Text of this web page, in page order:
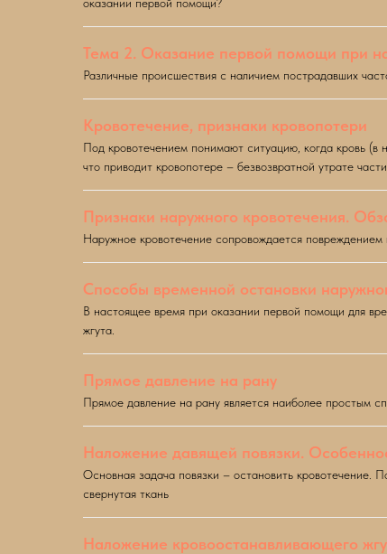
Тема 2. Оказание первой помощи при
Различные происшествия с наличием пострадавших
Кровотечение, признаки кровопотери
Под кровотечением понимают ситуацию, когда кровь (в
что приводит кровопотере – безвозвратной утрате части
Признаки наружного кровотечения.
Наружное кровотечение сопровождается
Способы временной остановки
В настоящее время при оказании первой помощи для
жгута.
Прямое давление на рану
Прямое давление на рану является наиболее простым
Наложение давящей повязки.
Основная задача повязки – остановить кровотечение.
свернутая ткань
Наложение кровоостанавливающего